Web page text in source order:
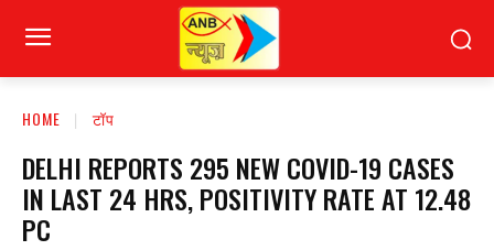
HOME टॉप
DELHI REPORTS 295 NEW COVID-19 CASES
IN LAST 24 HRS, POSITIVITY RATE AT 12.48
PC